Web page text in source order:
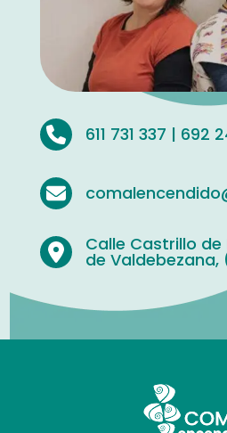
611 731 337 | 692
Calle Castrillo de
de Valdebezana,